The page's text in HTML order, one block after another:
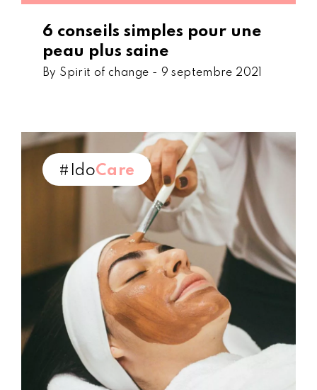
6 conseils simples pour une
peau plus saine
By Spirit of change - 9 septembre 2021
#IdoCare